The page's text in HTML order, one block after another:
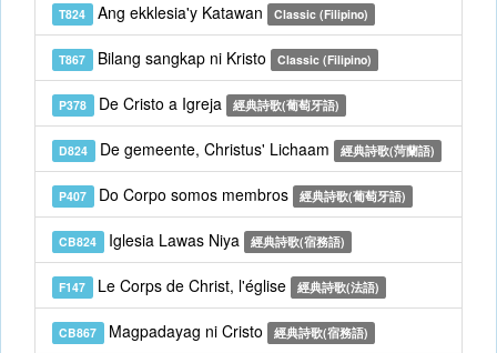
T824 Ang ekklesia'y Katawan Classic (Filipino)
T867 Bilang sangkap ni Kristo Classic (Filipino)
P378 De Cristo a Igreja 經典詩歌(葡萄牙語)
D824 De gemeente, Christus' Lichaam 經典詩歌(菏蘭語)
P407 Do Corpo somos membros 經典詩歌(葡萄牙語)
CB824 Iglesia Lawas Niya 經典詩歌(宿務語)
F147 Le Corps de Christ, l'église 經典詩歌(法語)
CB867 Magpadayag ni Cristo 經典詩歌(宿務語)